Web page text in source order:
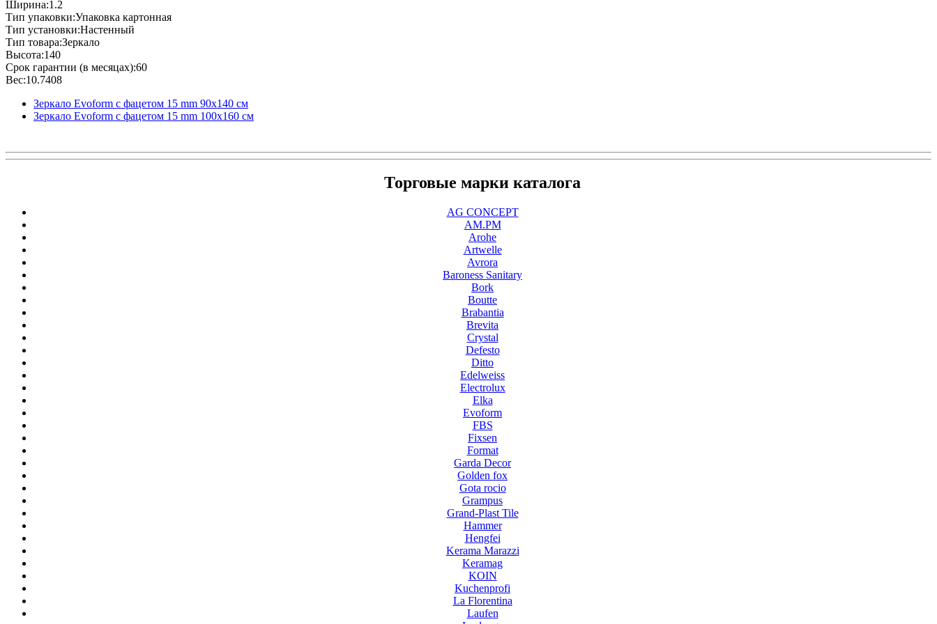
Ширина:1.2
Тип упаковки:Упаковка картонная
Тип установки:Настенный
Тип товара:Зеркало
Высота:140
Срок гарантии (в месяцах):60
Вес:10.7408
Зеркало Evoform с фацетом 15 mm 90х140 см
Зеркало Evoform с фацетом 15 mm 100х160 см
Торговые марки каталога
AG CONCEPT
AM.PM
Arohe
Artwelle
Avrora
Baroness Sanitary
Bork
Boutte
Brabantia
Brevita
Crystal
Defesto
Ditto
Edelweiss
Electrolux
Elka
Evoform
FBS
Fixsen
Format
Garda Decor
Golden fox
Gota rocio
Grampus
Grand-Plast Tile
Hammer
Hengfei
Kerama Marazzi
Keramag
KOIN
Kuchenprofi
La Florentina
Laufen